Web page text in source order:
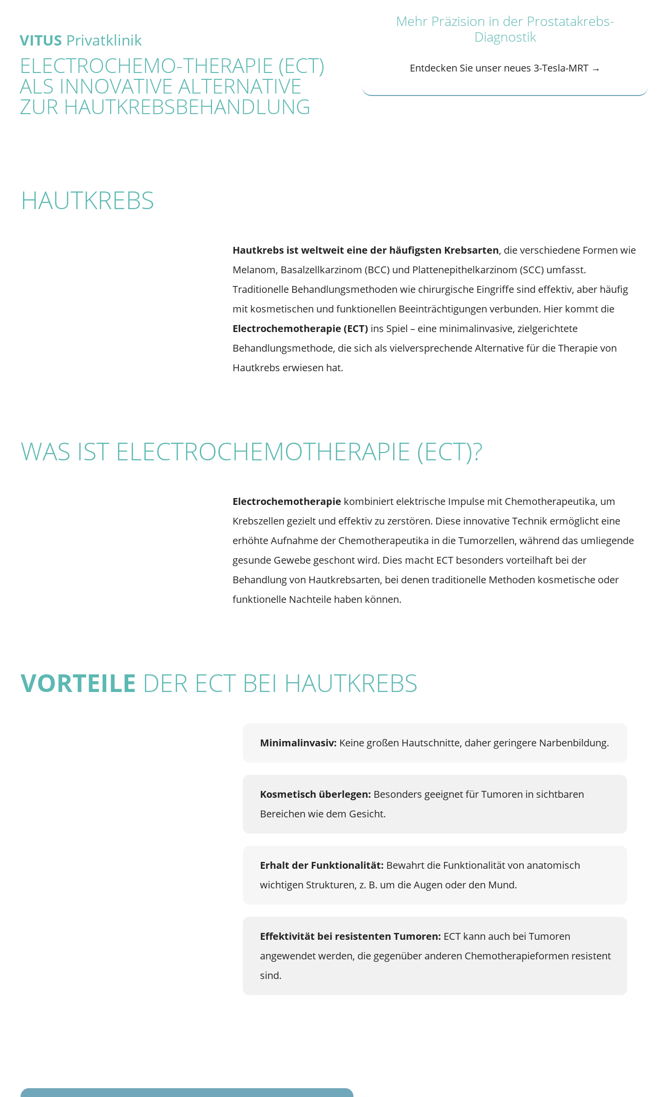
VITUS Privatklinik
ELECTROCHEMO-THERAPIE (ECT)
ALS INNOVATIVE ALTERNATIVE
ZUR HAUTKREBSBEHANDLUNG
Mehr Präzision in der Prostatakrebs-
Diagnostik
Entdecken Sie unser neues 3-Tesla-MRT →
HAUTKREBS
Hautkrebs ist weltweit eine der häufigsten Krebsarten, die verschiedene Formen wie
Melanom, Basalzellkarzinom (BCC) und Plattenepithelkarzinom (SCC) umfasst.
Traditionelle Behandlungsmethoden wie chirurgische Eingriffe sind effektiv, aber häufig
mit kosmetischen und funktionellen Beeinträchtigungen verbunden. Hier kommt die
Electrochemotherapie (ECT) ins Spiel – eine minimalinvasive, zielgerichtete
Behandlungsmethode, die sich als vielversprechende Alternative für die Therapie von
Hautkrebs erwiesen hat.
WAS IST ELECTROCHEMOTHERAPIE (ECT)?
Electrochemotherapie kombiniert elektrische Impulse mit Chemotherapeutika, um
Krebszellen gezielt und effektiv zu zerstören. Diese innovative Technik ermöglicht eine
erhöhte Aufnahme der Chemotherapeutika in die Tumorzellen, während das umliegende
gesunde Gewebe geschont wird. Dies macht ECT besonders vorteilhaft bei der
Behandlung von Hautkrebsarten, bei denen traditionelle Methoden kosmetische oder
funktionelle Nachteile haben können.
VORTEILE DER ECT BEI HAUTKREBS
Minimalinvasiv: Keine großen Hautschnitte, daher geringere Narbenbildung.
Kosmetisch überlegen: Besonders geeignet für Tumoren in sichtbaren
Bereichen wie dem Gesicht.
Erhalt der Funktionalität: Bewahrt die Funktionalität von anatomisch
wichtigen Strukturen, z. B. um die Augen oder den Mund.
Effektivität bei resistenten Tumoren: ECT kann auch bei Tumoren
angewendet werden, die gegenüber anderen Chemotherapieformen resistent
sind.